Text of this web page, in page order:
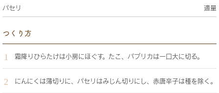
パセリ 適量
つくり方
霜降りひらたけは小房にほぐす。たこ、パプリカは一口大に切る。
にんにくは薄切りに、パセリはみじん切りにし、赤唐辛子は種を除く。